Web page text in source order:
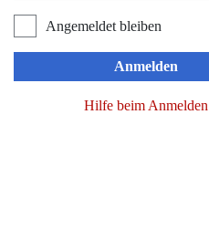
Angemeldet bleiben
Anmelden
Hilfe beim Anmelden